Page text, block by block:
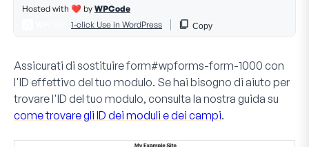
Assicurati di sostituire form#wpforms-form-1000 con
l'ID effettivo del tuo modulo. Se hai bisogno di aiuto per
trovare l'ID del tuo modulo, consulta la nostra guida su
come trovare gli ID dei moduli e dei campi.